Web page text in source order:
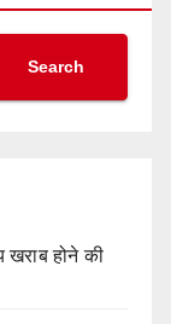
Search
खराब होने की